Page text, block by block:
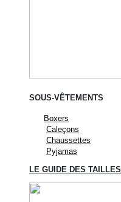
SOUS-VÊTEMENTS
Boxers
Caleçons
Chaussettes
Pyjamas
LE GUIDE DES TAILLES